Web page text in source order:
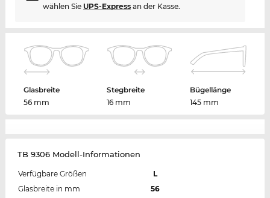
wählen Sie UPS-Expressan der Kasse.
Glasbreite
56 mm
Stegbreite
16 mm
Bügellänge
145 mm
TB 9306 Modell-Informationen
Verfügbare Größen
L
Glasbreite in mm
56